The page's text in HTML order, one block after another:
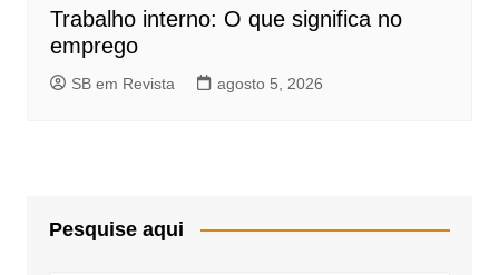
Trabalho interno: O que significa no
emprego
SB em Revista agosto 5, 2026
Pesquise aqui